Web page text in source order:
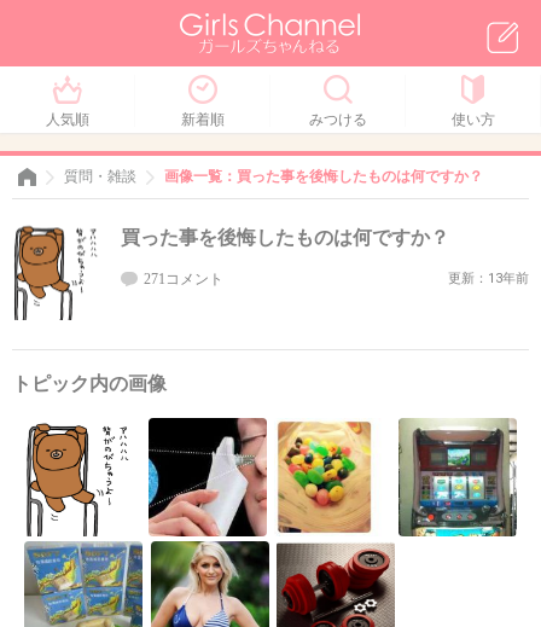
人気順 新着順 みつける 使い方
質問・雑談 画像一覧：買った事を後悔したものは何ですか？
買った事を後悔したものは何ですか？
271コメント 更新：13年前
トピック内の画像